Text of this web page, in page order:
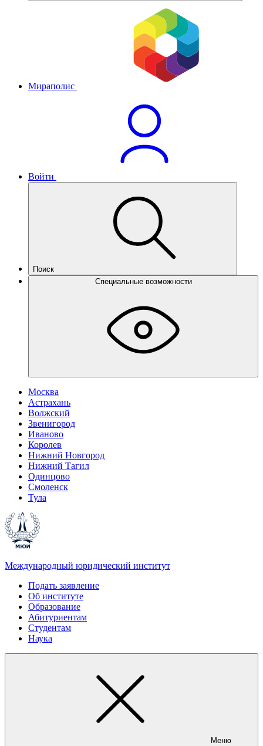
Мираполис
Войти
Поиск
Специальные возможности
Москва
Астрахань
Волжский
Звенигород
Иваново
Королев
Нижний Новгород
Нижний Тагил
Одинцово
Смоленск
Тула
Международный юридический институт
Подать заявление
Об институте
Образование
Абитуриентам
Студентам
Наука
Меню